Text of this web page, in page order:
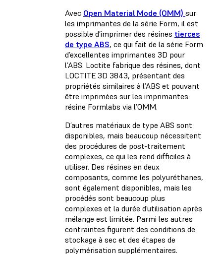
Avec Open Material Mode (OMM) sur
les imprimantes de la série Form, il est
possible d’imprimer des résines tierces
de type ABS, ce qui fait de la série Form
d’excellentes imprimantes 3D pour
l’ABS. Loctite fabrique des résines, dont
LOCTITE 3D 3843, présentant des
propriétés similaires à l’ABS et pouvant
être imprimées sur les imprimantes
résine Formlabs via l’OMM.
D’autres matériaux de type ABS sont
disponibles, mais beaucoup nécessitent
des procédures de post-traitement
complexes, ce qui les rend difficiles à
utiliser. Des résines en deux
composants, comme les polyuréthanes,
sont également disponibles, mais les
procédés sont beaucoup plus
complexes et la durée d’utilisation après
mélange est limitée. Parmi les autres
contraintes figurent des conditions de
stockage à sec et des étapes de
polymérisation supplémentaires.